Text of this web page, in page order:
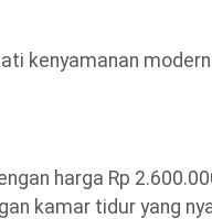
kenyamanan
harga Rp
kamar tidur yang